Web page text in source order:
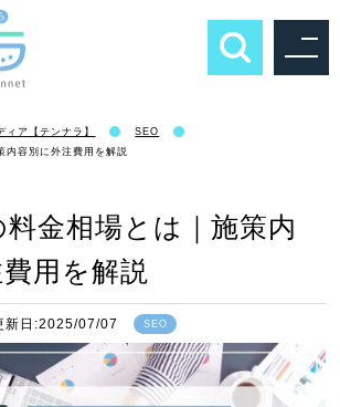
ア【テンナラ】
SEO
内容別に外注費用を解説
金相場とは｜施策内
用を解説
新日:2025/07/07 SEO